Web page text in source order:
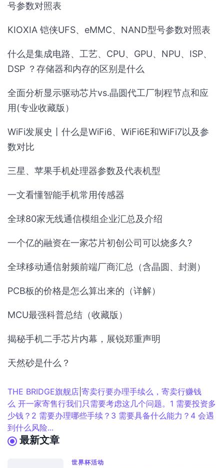
号参数对照表
KIOXIA 铠侠UFS、eMMC、NAND型号参数对照表
什么是集成电路、工艺、CPU、GPU、NPU、ISP、
DSP ？存储器和内存的区别是什么
全面分析显示驱动芯片vs.晶圆代工厂制程节点和应
用(专业收藏版）
WiFi发展史丨什么是WiFi6、WiFi6E和WiFi7以及参
数对比
三星、苹果手机处理器参数及代表机型
一文看懂智能手机常用传感器
全球80家无线通信模组企业汇总及介绍
一个亿的融资在一家芯片初创公司可以烧多久?
全球移动通信射频前端厂商汇总（含晶圆、封测）
PCB板的价格是怎么算出来的（详解）
MCU最强科普总结（收藏版）
揭秘手机二手芯片内幕，展锐郑重声明
天然砂是什么？
THE BRIDGE旗舰店 寄卖行要办理手续么，寄卖行赚钱
么 开一家寄售行我们只需要考虑这几个问题。1 需要投资多
少钱？2 需要办理哪些手续？3 需要具备什么能力？4 会遇
到什么风险...
最新文章
世界杯活动